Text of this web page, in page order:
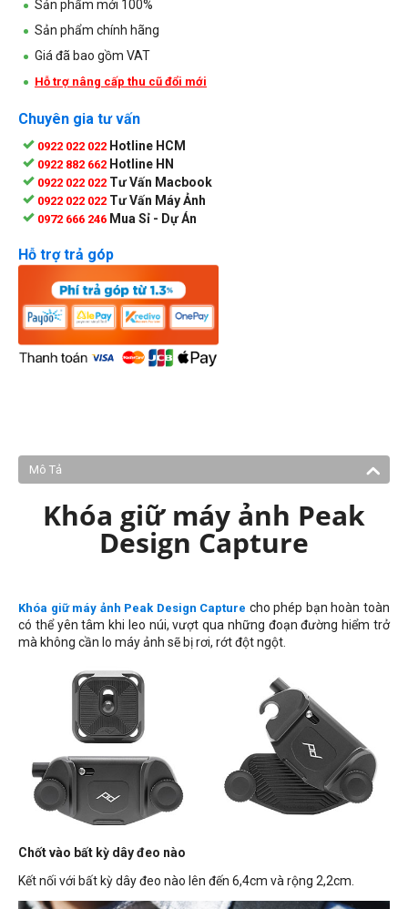
Sản phẩm mới 100%
Sản phẩm chính hãng
Giá đã bao gồm VAT
Hỗ trợ nâng cấp thu cũ đổi mới
Chuyên gia tư vấn
0922 022 022 Hotline HCM
0922 882 662 Hotline HN
0922 022 022 Tư Vấn Macbook
0922 022 022 Tư Vấn Máy Ảnh
0972 666 246 Mua Sỉ - Dự Án
Hỗ trợ trả góp
Mô Tả
Khóa giữ máy ảnh Peak
Design Capture
Khóa giữ máy ảnh Peak Design Capture cho phép bạn hoàn toàn
có thể yên tâm khi leo núi, vượt qua những đoạn đường hiểm trở
mà không cần lo máy ảnh sẽ bị rơi, rớt đột ngột.
Chốt vào bất kỳ dây đeo nào
Kết nối với bất kỳ dây đeo nào lên đến 6,4cm và rộng 2,2cm.